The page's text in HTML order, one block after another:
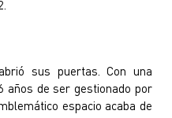
sus puertas. Con una
años de ser gestionado por
espacio acaba de